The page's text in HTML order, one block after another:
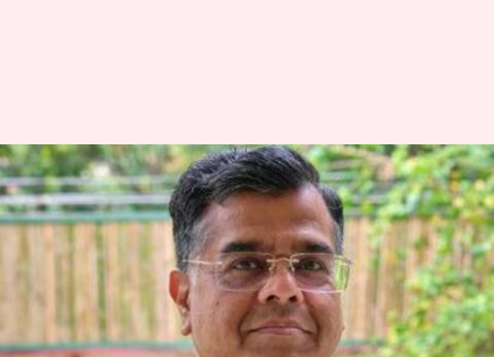
மத்திய அரசின்
அமைச்சரவை
செயலாளராக
தமிழகத்தைச் சேர்ந்த டிவி
சோமநாதன்
பொறுப்பேற்பு